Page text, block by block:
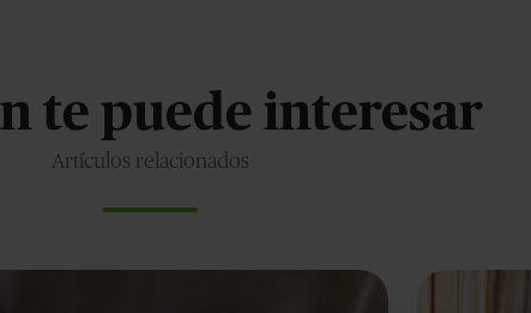
te puede interesar
Artículos relacionados